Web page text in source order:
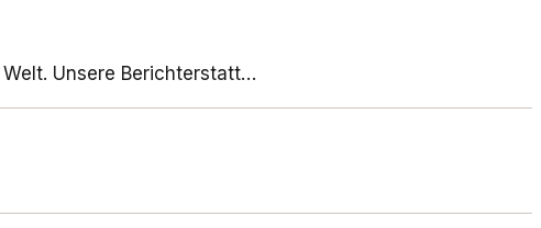
Unsere Berichterstatt…